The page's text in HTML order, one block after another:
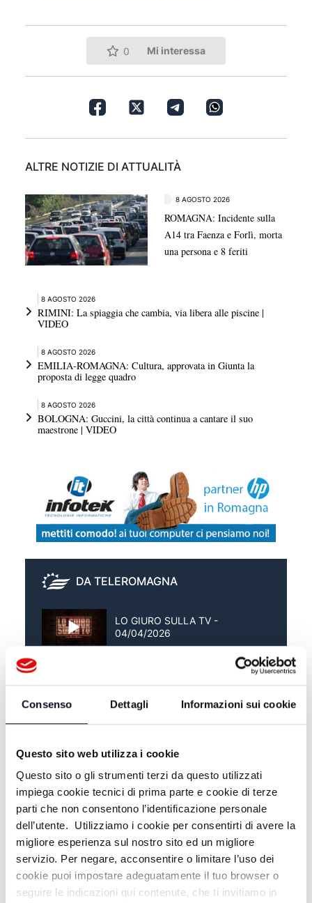
Consenso Dettagli Informazioni sui cookie
Questo sito web utilizza i cookie
Questo sito o gli strumenti terzi da questo utilizzati
impiega cookie tecnici di prima parte e cookie di terze
parti che non consentono l’identificazione personale
dell’utente. Utilizziamo i cookie per consentirti di avere la
migliore esperienza sul nostro sito ed un migliore
servizio. Per negare, acconsentire o limitare l’uso dei
cookie puoi impostare adeguatamente il tuo browser o
seguire le indicazioni qui contenute, che ti invitiamo in
0 Mi interessa
ALTRE NOTIZIE DI ATTUALITÀ
8 AGOSTO 2026
ROMAGNA: Incidente sulla
A14 tra Faenza e Forlì, morta
una persona e 8 feriti
8 AGOSTO 2026
RIMINI: La spiaggia che cambia, via libera alle piscine |
VIDEO
8 AGOSTO 2026
EMILIA-ROMAGNA: Cultura, approvata in Giunta la
proposta di legge quadro
8 AGOSTO 2026
BOLOGNA: Guccini, la città continua a cantare il suo
maestrone | VIDEO
DA TELEROMAGNA
LO GIURO SULLA TV -
04/04/2026
21/03/2026